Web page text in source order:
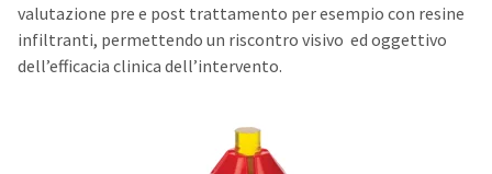
valutazione pre e post trattamento per esempio con resine
infiltranti, permettendo un riscontro visivo ed oggettivo
dell’efficacia clinica dell’intervento.